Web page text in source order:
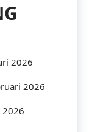
2026
2026